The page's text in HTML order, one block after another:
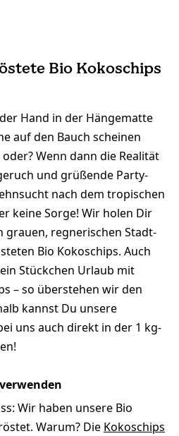
Bio Kokoschips
Hand in der Hängematte
auf den Bauch scheinen
Wenn dann die Realität
und grüßende Party-
nach dem tropischen
keine Sorge! Wir holen Dir
grauen, regnerischen Stadt-
Bio Kokoschips. Auch
Stückchen Urlaub mit
– so überstehen wir den
kannst Du unsere
uns auch direkt in der 1 kg-
Wir haben unsere Bio
Warum? Die Kokoschips